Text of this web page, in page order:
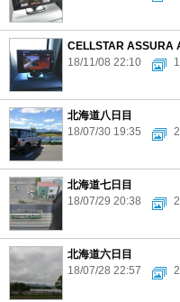
CELLSTAR ASSURA
18/11/08 22:10
北海道八日目
18/07/30 19:35
北海道七日目
18/07/29 20:38
北海道六日目
18/07/28 22:57